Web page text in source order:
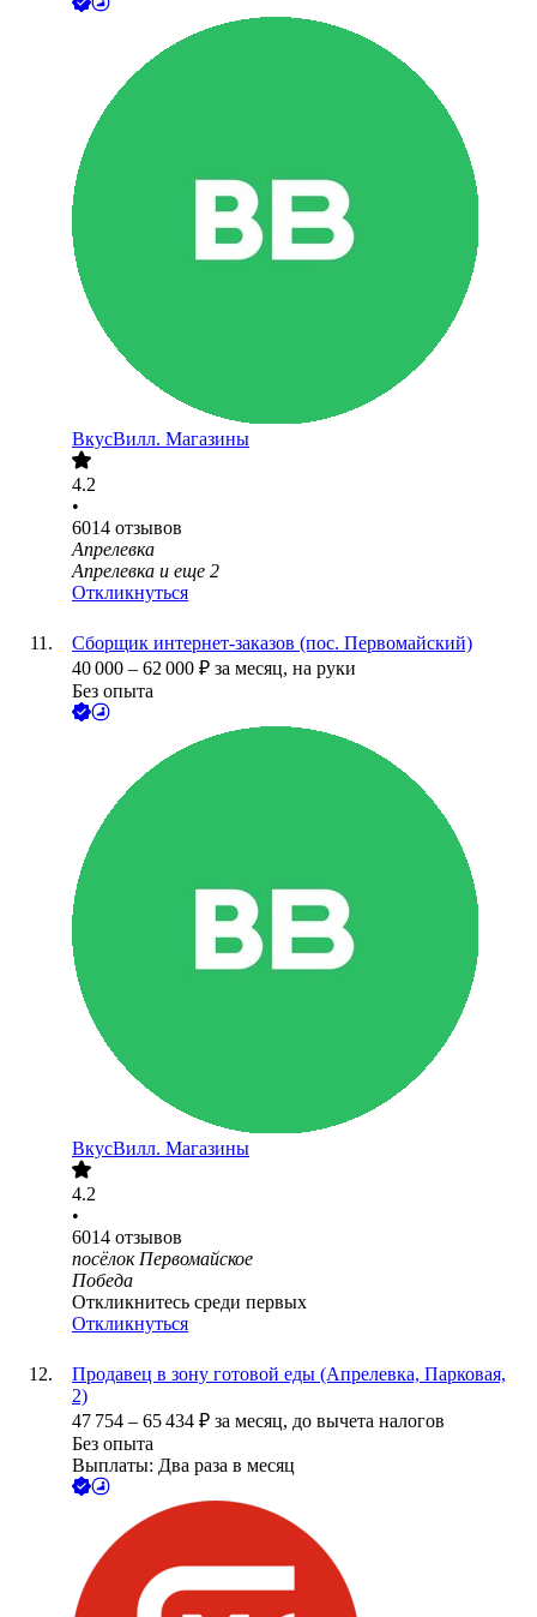
ВкусВилл. Магазины
4.2
•
6014 отзывов
Апрелевка
Апрелевка и еще 2
Откликнуться
Сборщик интернет-заказов (пос. Первомайский)
40 000 – 62 000 ₽ за месяц, на руки
Без опыта
ВкусВилл. Магазины
4.2
•
6014 отзывов
посёлок Первомайское
Победа
Откликнитесь среди первых
Откликнуться
Продавец в зону готовой еды (Апрелевка, Парковая,
2)
47 754 – 65 434 ₽ за месяц, до вычета налогов
Без опыта
Выплаты: Два раза в месяц